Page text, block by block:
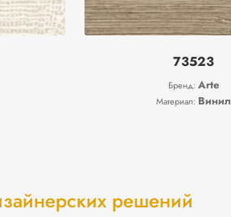
73523
Бренд:Arte
Материал: Винил
решений